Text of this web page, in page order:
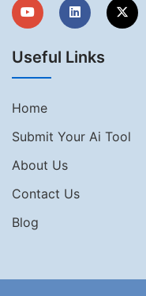
Useful Links
Home
Submit Your Ai Tool
About Us
Contact Us
Blog